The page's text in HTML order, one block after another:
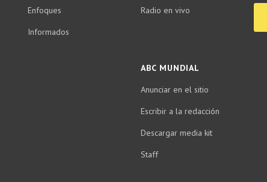
Enfoques
Informados
Radio en vivo
ABC MUNDIAL
Anunciar en el sitio
Escribir a la redacción
Descargar media kit
Staff